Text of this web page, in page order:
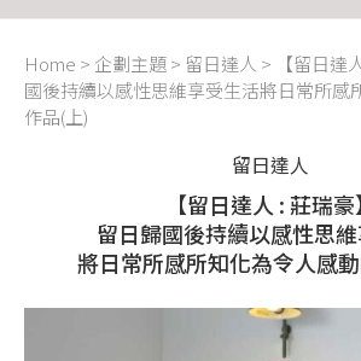
Home > 企劃主題> 留日達人 >
【留日達
國後持續以感性思維享受生活將日常所感
作品(上)
留日達人
【留日達人 : 莊瑞豪】
留日歸國後持續以感性思
將日常所感所知化為令人感